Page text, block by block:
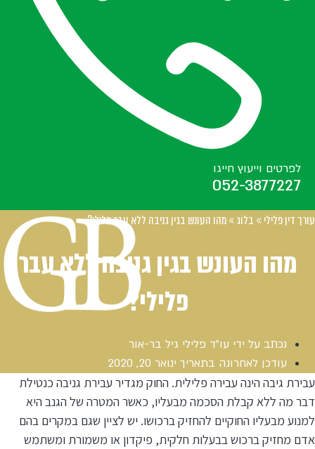
לפרטים וייעוץ חייגו
052-3877227
עורך דין פלילי» בלוג»מהו העונש בגין גניבה ללא עבר פלילי?
מהו העונש בגין גניבה ללא עבר
פלילי?
נכתב על ידי עו"ד פלילי גיל בר-אור
עודכן לאחרונה בתאריך ינואר 20, 2020
עבירת גיבה הינה עבירה פלילית. החוק מגדיר עבירת גניבה כנטילת
דבר מה ללא קבלת הסכמה מבעליו, כאשר המטרה של הגנב היא
למנוע מבעליו החוקיים להחזיק ברכושו. יש לציין שגם במקרים בהם
אדם מחזיק ברכוש בבעלות חלקית, פיקדון או משמורת ומשתמש